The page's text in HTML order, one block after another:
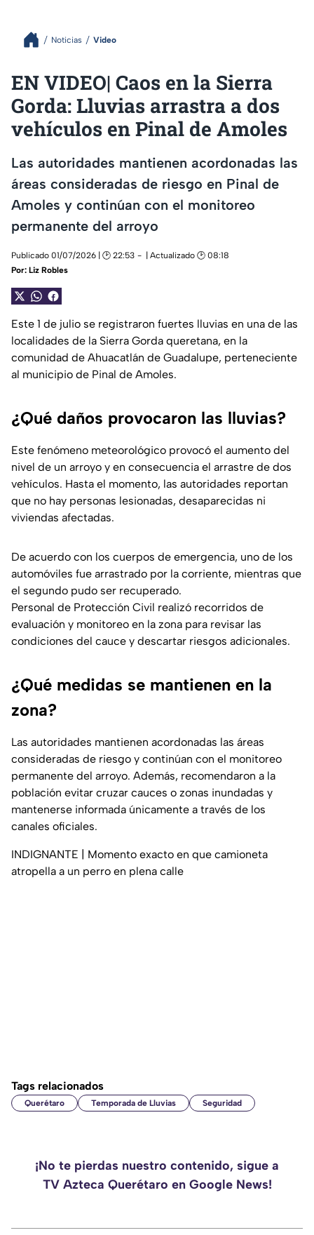
Noticias Video
EN VIDEO| Caos en la Sierra
Gorda: Lluvias arrastra a dos
vehículos en Pinal de Amoles
Las autoridades mantienen acordonadas las
áreas consideradas de riesgo en Pinal de
Amoles y continúan con el monitoreo
permanente del arroyo
Publicado 01/07/2026 | 🕑 22:53
| Actualizado 🕑 08:18
Por: Liz Robles
Este 1 de julio se registraron fuertes lluvias en una de las
localidades de la Sierra Gorda queretana, en la
comunidad de Ahuacatlán de Guadalupe, perteneciente
al municipio de Pinal de Amoles.
¿Qué daños provocaron las lluvias?
Este fenómeno meteorológico provocó el aumento del
nivel de un arroyo y en consecuencia el arrastre de dos
vehículos. Hasta el momento, las autoridades reportan
que no hay personas lesionadas, desaparecidas ni
viviendas afectadas.
De acuerdo con los cuerpos de emergencia, uno de los
automóviles fue arrastrado por la corriente, mientras que
el segundo pudo ser recuperado.
Personal de Protección Civil realizó recorridos de
evaluación y monitoreo en la zona para revisar las
condiciones del cauce y descartar riesgos adicionales.
¿Qué medidas se mantienen en la
zona?
Las autoridades mantienen acordonadas las áreas
consideradas de riesgo y continúan con el monitoreo
permanente del arroyo. Además, recomendaron a la
población evitar cruzar cauces o zonas inundadas y
mantenerse informada únicamente a través de los
canales oficiales.
INDIGNANTE | Momento exacto en que camioneta
atropella a un perro en plena calle
Tags relacionados
Querétaro Temporada de Lluvias Seguridad
¡No te pierdas nuestro contenido, sigue a
TV Azteca Querétaro en Google News!